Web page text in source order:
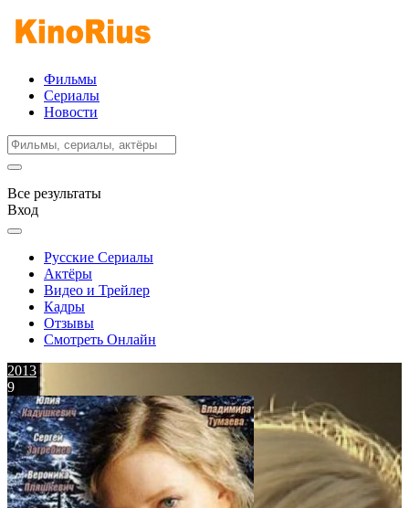
Фильмы
Сериалы
Новости
Все результаты
Вход
Русские Сериалы
Актёры
Видео и Трейлер
Кадры
Отзывы
Смотреть Онлайн
2013
9